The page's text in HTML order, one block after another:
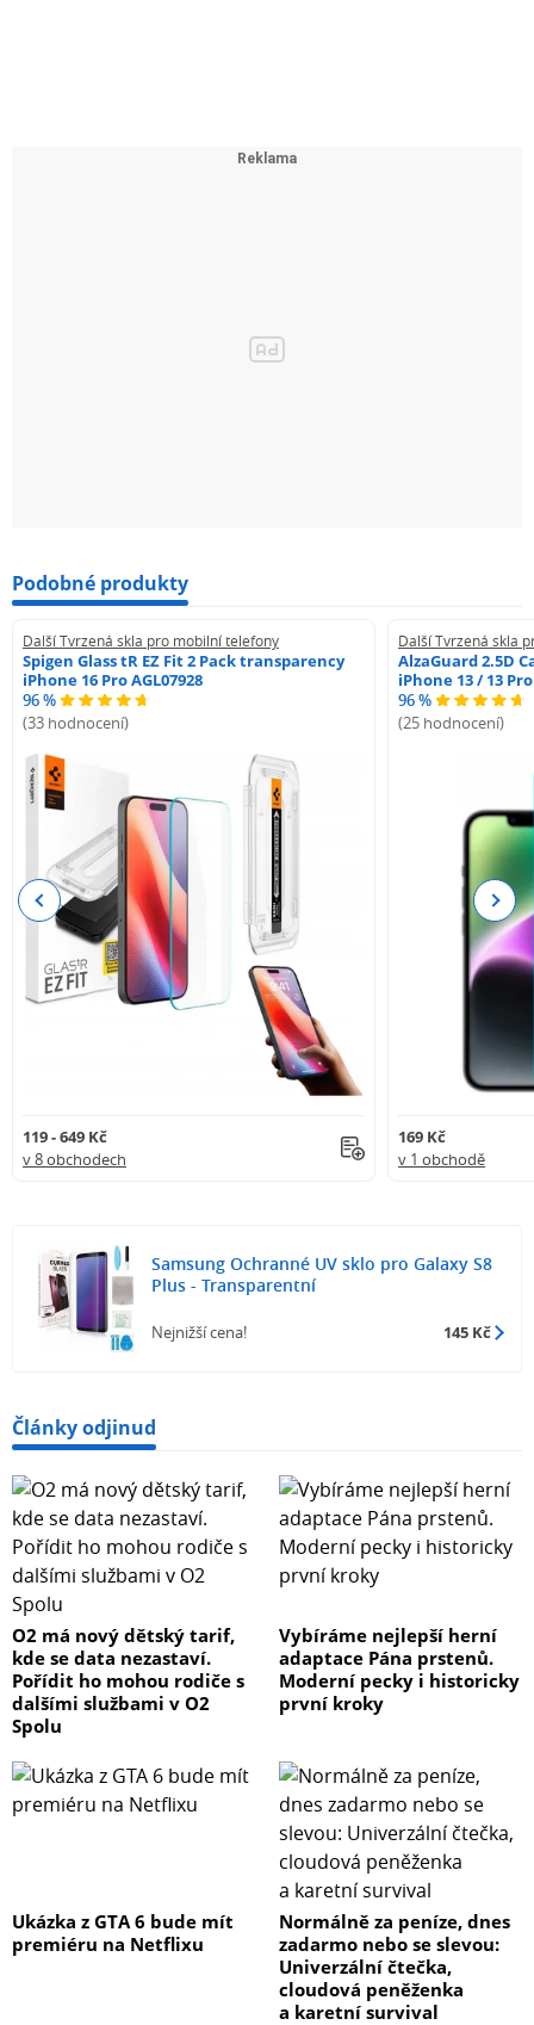
Podobné produkty
Další Tvrzená skla pro mobilní telefony
Spigen Glass tR EZ Fit 2 Pack transparency
iPhone 16 Pro AGL07928
96 %
(33 hodnocení)
119 - 649 Kč
v 8 obchodech
Další Tvrzená skla
AlzaGuard 2.5D
iPhone 13 / 13 Pro
96 %
(25 hodnocení)
169 Kč
v 1 obchodě
Previous Next
Samsung Ochranné UV sklo pro Galaxy S8
Plus - Transparentní
Nejnižší cena! 145 Kč
Články odjinud
O2 má nový dětský tarif,
kde se data nezastaví.
Pořídit ho mohou rodiče s
dalšími službami v O2
Spolu
Vybíráme nejlepší herní
adaptace Pána prstenů.
Moderní pecky i historicky
první kroky
Ukázka z GTA 6 bude mít
premiéru na Netflixu
Normálně za peníze, dnes
zadarmo nebo se slevou:
Univerzální čtečka,
cloudová peněženka
a karetní survival